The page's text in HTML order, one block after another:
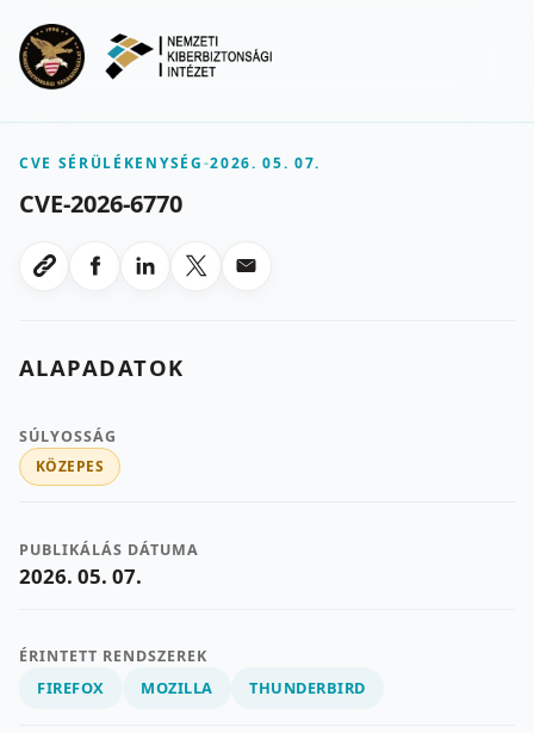
CVE SÉRÜLÉKENYSÉG-2026. 05. 07.
CVE-2026-6770
Link masolasa
Megosztas Facebookon
Megosztas LinkedInen
Megosztas X-en
Megosztas emailben
ALAPADATOK
SÚLYOSSÁG
KÖZEPES
PUBLIKÁLÁS DÁTUMA
2026. 05. 07.
ÉRINTETT RENDSZEREK
FIREFOX MOZILLA THUNDERBIRD